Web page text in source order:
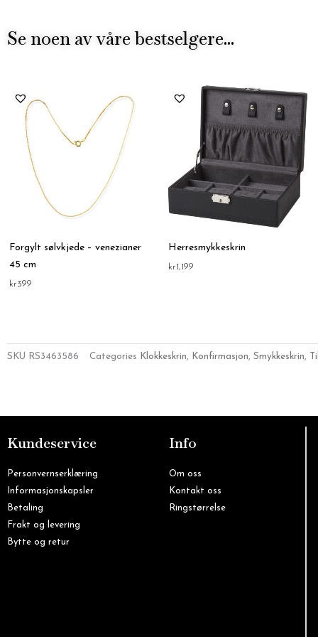
Se noen av våre bestselgere...
Forgylt sølvkjede – venezianer
45 cm
kr399
Herresmykkeskrin
kr1,199
SKU RS3463586 Categories Klokkeskrin, Konfirmasjon, Smykkeskrin,
Kundeservice
Personvernserklæring
Informasjonskapsler
Betaling
Frakt og levering
Bytte og retur
Info
Om oss
Kontakt oss
Ringstørrelse